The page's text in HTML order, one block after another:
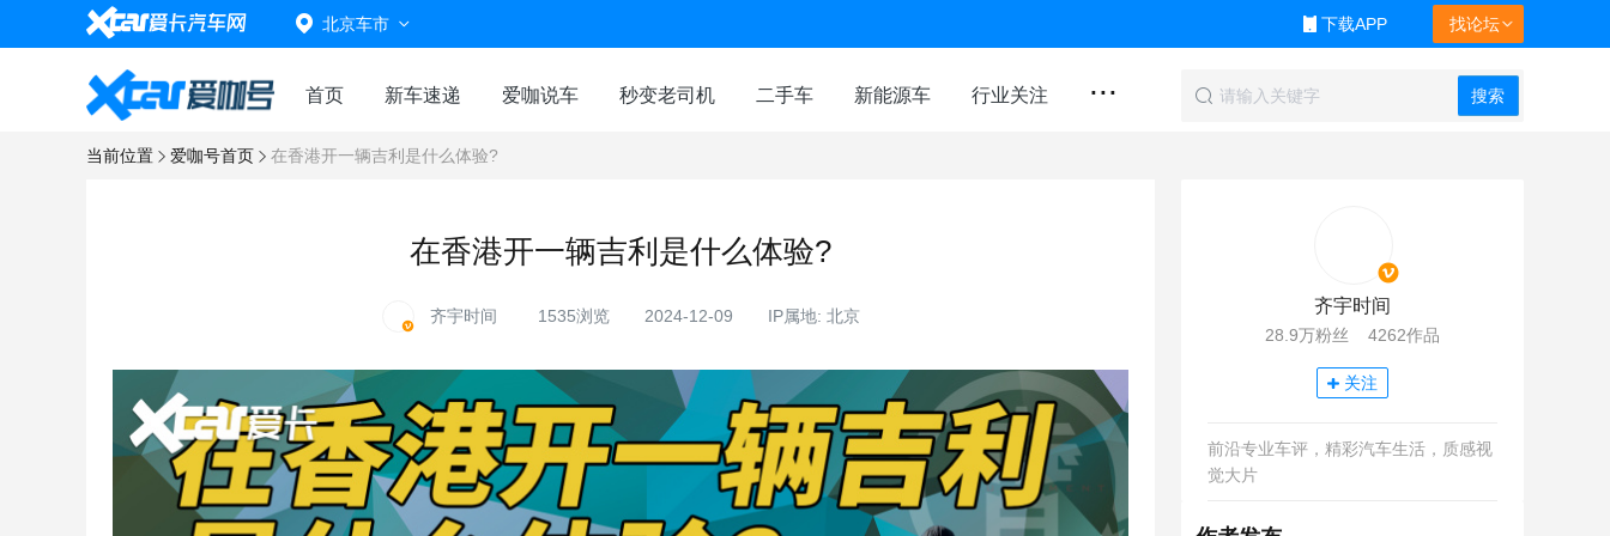
找论坛
下载APP
北京车市
首页 新车速递 爱咖说车 秒变老司机 二手车 新能源车 行业关注 ... 搜索
当前位置 爱咖号首页 在香港开一辆吉利是什么体验?
在香港开一辆吉利是什么体验?
齐宇时间 1535浏览 2024-12-09 IP属地: 北京 齐宇时间
28.9万粉丝 4262作品
关注
前沿专业车评，精彩汽车生活，质感视
觉大片